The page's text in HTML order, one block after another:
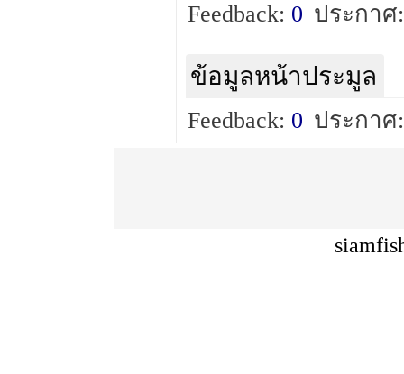
Feedback: 0 ประกาศ
ข้อมูลหน้าประมูล
Feedback: 0 ประกาศ